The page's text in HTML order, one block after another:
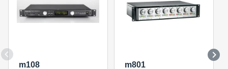
m108 m801